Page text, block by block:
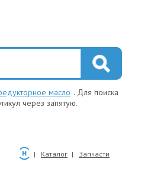
масло . Для поиска
через запятую.
Каталог Запчасти